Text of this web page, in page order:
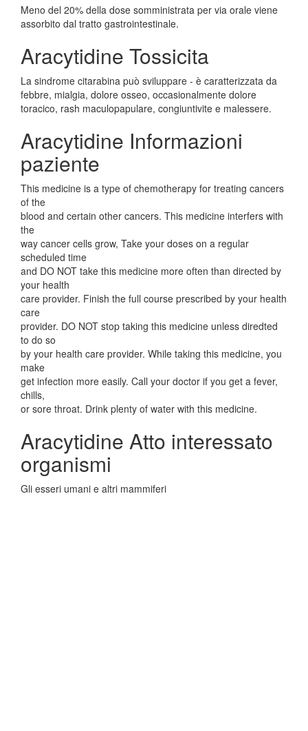
Meno del 20% della dose somministrata per via orale viene
assorbito dal tratto gastrointestinale.
Aracytidine Tossicita
La sindrome citarabina può sviluppare - è caratterizzata da
febbre, mialgia, dolore osseo, occasionalmente dolore
toracico, rash maculopapulare, congiuntivite e malessere.
Aracytidine Informazioni
paziente
This medicine is a type of chemotherapy for treating cancers
of the
blood and certain other cancers. This medicine interfers with
the
way cancer cells grow, Take your doses on a regular
scheduled time
and DO NOT take this medicine more often than directed by
your health
care provider. Finish the full course prescribed by your health
care
provider. DO NOT stop taking this medicine unless diredted
to do so
by your health care provider. While taking this medicine, you
make
get infection more easily. Call your doctor if you get a fever,
chills,
or sore throat. Drink plenty of water with this medicine.
Aracytidine Atto interessato
organismi
Gli esseri umani e altri mammiferi